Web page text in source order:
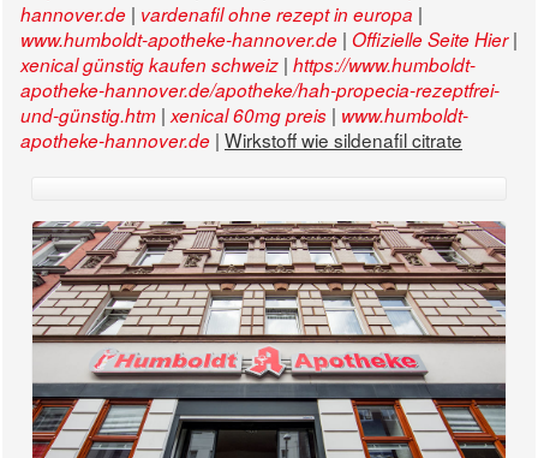
hannover.de | vardenafil ohne rezept in europa |
www.humboldt-apotheke-hannover.de | Offizielle Seite Hier|
xenical günstig kaufen schweiz | https://www.humboldt-
apotheke-hannover.de/apotheke/hah-propecia-rezeptfrei-
und-günstig.htm | xenical 60mg preis | www.humboldt-
apotheke-hannover.de | Wirkstoff wie sildenafil citrate